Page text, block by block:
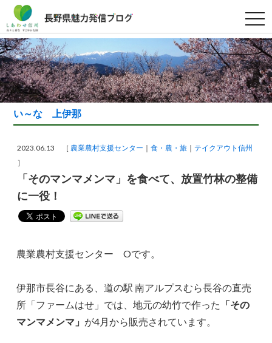
t
o
g
g
l
e
n
a
v
i
t
い～な 上伊那
2023.06.13 ［ 農業農村支援センター 食・農・旅
テイクアウト信州
］
「そのマンマメンマ」を食べて、放置竹林の整備
に一役！
農業農村支援センター Oです。
伊那市長谷にある、道の駅 南アルプスむら長谷の直売
所「ファームはせ」では、地元の幼竹で作った 「その
マンマメンマ」 が4月から販売されています。